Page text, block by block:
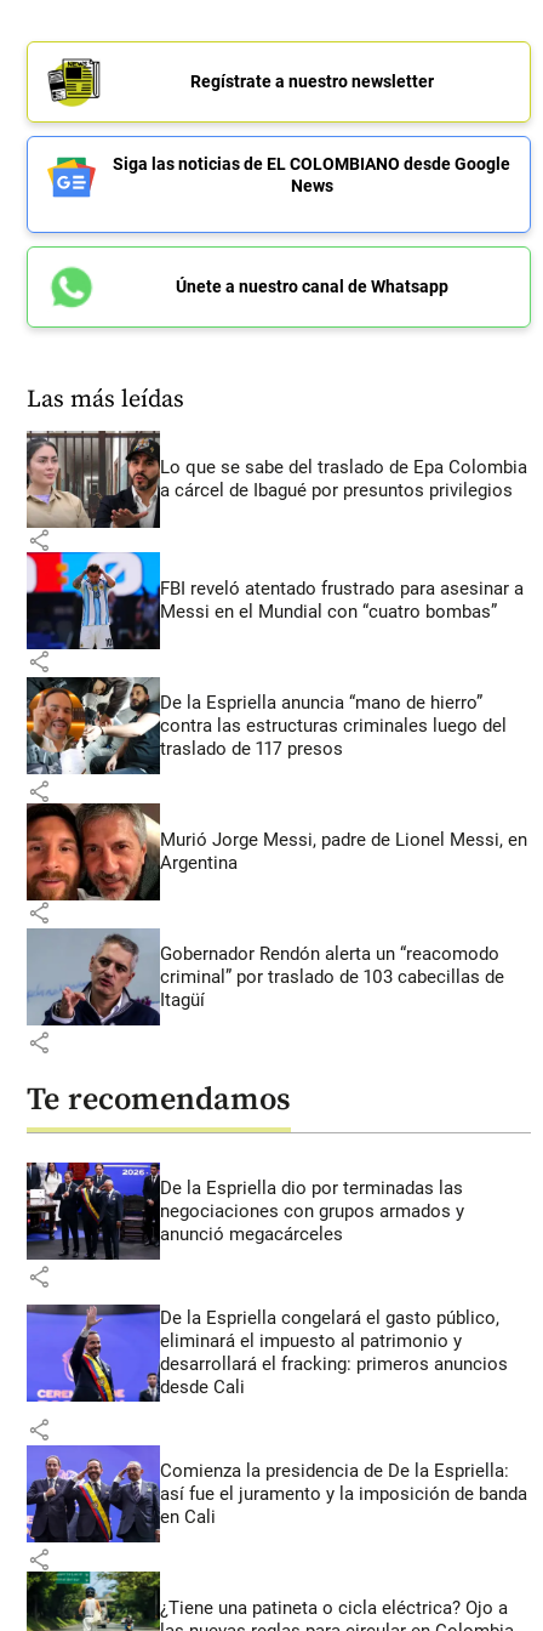
Regístrate a nuestro newsletter
Siga las noticias de EL COLOMBIANO desde Google
News
Únete a nuestro canal de Whatsapp
Las más leídas
Lo que se sabe del traslado de Epa Colombia
a cárcel de Ibagué por presuntos privilegios
share
FBI reveló atentado frustrado para asesinar a
Messi en el Mundial con “cuatro bombas”
share
De la Espriella anuncia “mano de hierro”
contra las estructuras criminales luego del
traslado de 117 presos
share
Murió Jorge Messi, padre de Lionel Messi, en
Argentina
share
Gobernador Rendón alerta un “reacomodo
criminal” por traslado de 103 cabecillas de
Itagüí
share
Te recomendamos
De la Espriella dio por terminadas las
negociaciones con grupos armados y
anunció megacárceles
share
De la Espriella congelará el gasto público,
eliminará el impuesto al patrimonio y
desarrollará el fracking: primeros anuncios
desde Cali
share
Comienza la presidencia de De la Espriella:
así fue el juramento y la imposición de banda
en Cali
share
¿Tiene una patineta o cicla eléctrica? Ojo a